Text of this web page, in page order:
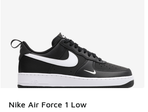
Nike Air Force 1 Low